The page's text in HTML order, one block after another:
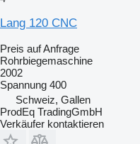
Lang 120 CNC
Preis auf Anfrage
Rohrbiegemaschine
2002
Spannung 400
Schweiz, Gallen
ProdEq TradingGmbH
Verkäufer kontaktieren